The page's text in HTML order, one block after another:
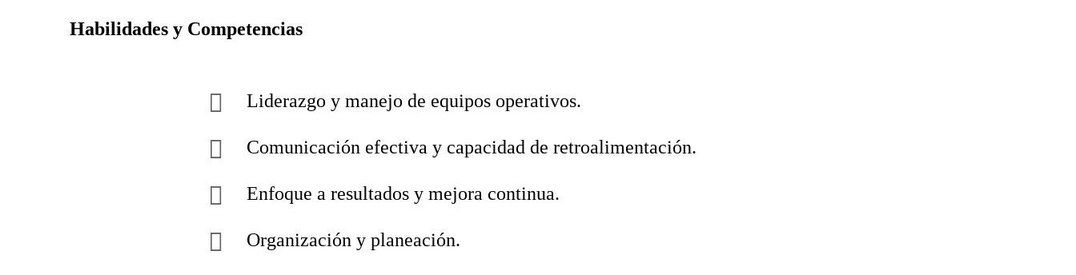
Habilidades y Competencias
Liderazgo y manejo de equipos operativos.
Comunicación efectiva y capacidad de retroalimentación.
Enfoque a resultados y mejora continua.
Organización y planeación.